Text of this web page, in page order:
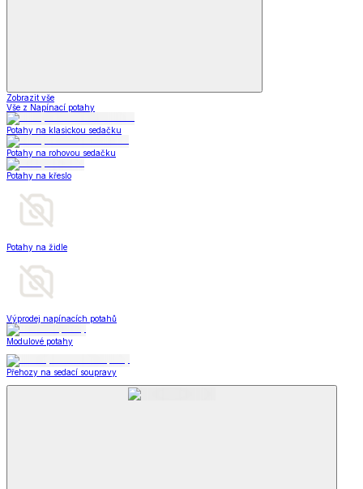
Zobrazit vše
Vše z Napínací potahy
Potahy na klasickou sedačku
Potahy na rohovou sedačku
Potahy na křeslo
Potahy na židle
Výprodej napínacích potahů
Modulové potahy
Přehozy na sedací soupravy